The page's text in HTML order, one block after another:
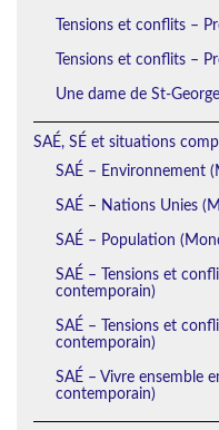
Tensions et conflits –
Tensions et conflits –
Une dame de St-
SAÉ, SÉ et situations
SAÉ – Environnement
SAÉ – Nations Unies
SAÉ – Population
SAÉ – Tensions et
contemporain)
SAÉ – Tensions et
contemporain)
SAÉ – Vivre ensemble
contemporain)